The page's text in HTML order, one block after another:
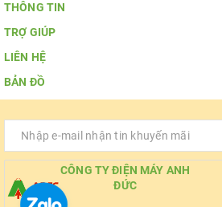
THÔNG TIN
TRỢ GIÚP
LIÊN HỆ
BẢN ĐỒ
CÔNG TY ĐIỆN MÁY ANH
ĐỨC